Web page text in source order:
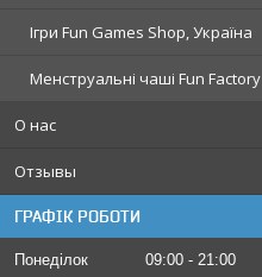
Ігри Fun Games Shop, Україна
Менструальні чаші Fun Factory
О нас
Отзывы
ГРАФІК РОБОТИ
Понеділок 09:00
21:00